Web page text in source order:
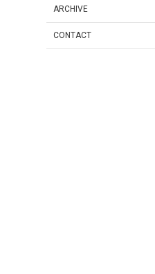
ARCHIVE
CONTACT